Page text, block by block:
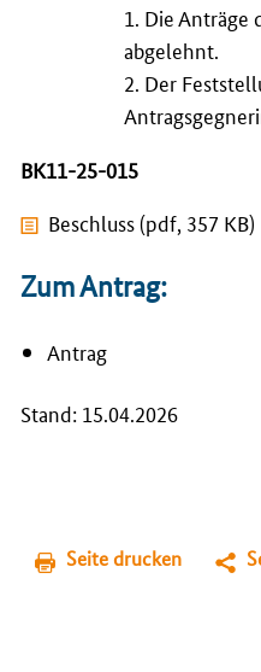
1. Die
abgelehnt.
2. Der
BK11-25-015
Beschluss (pdf, 357 KB)
Zum Antrag:
Antrag
Stand: 15.04.2026
Seite drucken